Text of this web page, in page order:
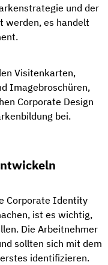
und der
werden, es handelt
Visitenkarten,
Imagebroschüren,
Corporate Design
bei.
Corporate Identity
ist es wichtig,
Die Arbeitnehmer
sollten sich mit dem
identifizieren.